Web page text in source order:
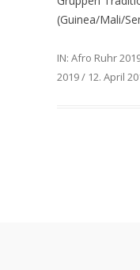
(Guinea/Mali/
IN: Afro Ruhr
2019/ 12. April